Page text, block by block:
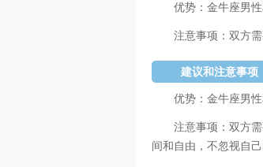
优势：金牛座男
注意事项：双方
建议和注意事项
优势：金牛座男
注意事项：双方
间和自由，不忽视自